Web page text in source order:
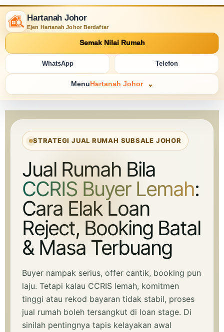
Hartanah Johor
Ejen Hartanah Johor Berdaftar
Semak Nilai Rumah
WhatsApp Telefon
Menu Hartanah Johor
STRATEGI JUAL RUMAH SUBSALE JOHOR
Jual Rumah Bila
CCRIS Buyer Lemah:
Cara Elak Loan
Reject, Booking Batal
& Masa Terbuang
Buyer nampak serius, offer cantik, booking pun
laju. Tetapi kalau CCRIS lemah, komitmen
tinggi atau rekod bayaran tidak stabil, proses
jual rumah boleh tersangkut di loan stage. Di
sinilah pentingnya tapis kelayakan awal